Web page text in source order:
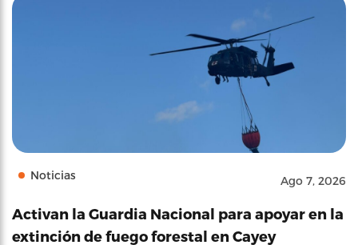
Noticias Ago 7, 2026
Activan la Guardia Nacional para apoyar en la
extinción de fuego forestal en Cayey